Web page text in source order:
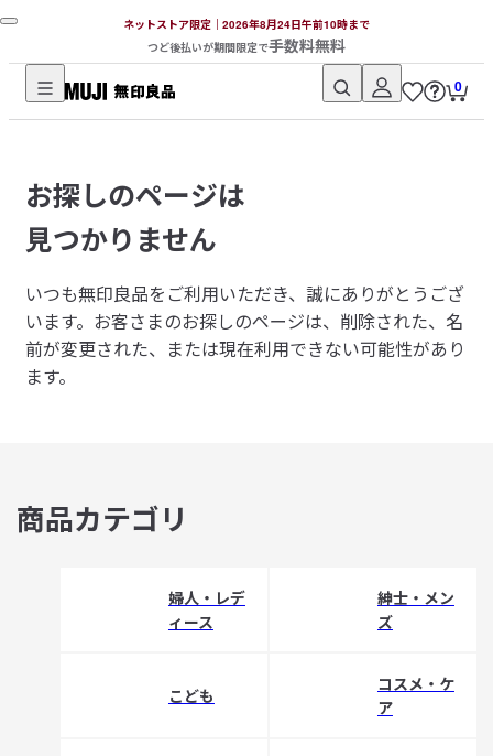
ネットストア限定｜2026年8月24日午前10時まで
つど後払いが期間限定で手数料無料
無
品
ネ
ッ
ト
ス
ト
ア
0
お探しのページは
見つかりません
いつも無印良品をご利用いただき、誠にありがとうござ
います。 お客さまのお探しのページは、削除された、名
前が変更された、または現在利用できない可能性があり
ます。
商品カテゴリ
婦人・レデ
ィース
紳士・メン
ズ
こども
コスメ・ケ
ア